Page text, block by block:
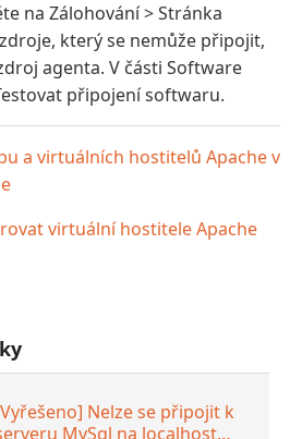
na Zálohování > Stránka
který se nemůže připojit,
agenta. V části Software
připojení softwaru.
a virtuálních hostitelů Apache v
virtuální hostitele Apache
Nelze se připojit k
MySql na localhost